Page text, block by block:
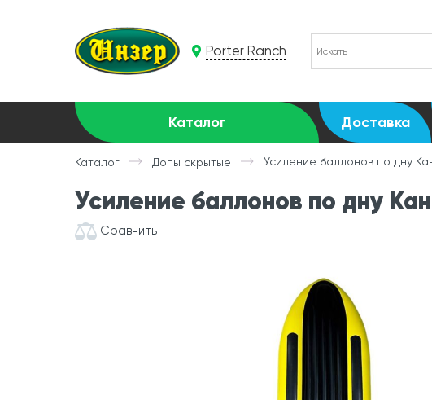
Porter Ranch
Каталог Доставка
Каталог Допы скрытые Усиление баллонов по дну
Усиление баллонов по дну
Сравнить